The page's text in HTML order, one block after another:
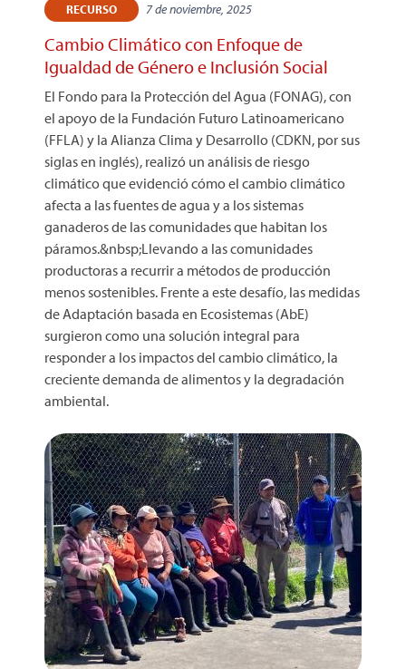
RECURSO 7 de noviembre, 2025
Cambio Climático con Enfoque de
Igualdad de Género e Inclusión Social
El Fondo para la Protección del Agua (FONAG), con
el apoyo de la Fundación Futuro Latinoamericano
(FFLA) y la Alianza Clima y Desarrollo (CDKN, por sus
siglas en inglés), realizó un análisis de riesgo
climático que evidenció cómo el cambio climático
afecta a las fuentes de agua y a los sistemas
ganaderos de las comunidades que habitan los
páramos.&nbsp;Llevando a las comunidades
productoras a recurrir a métodos de producción
menos sostenibles. Frente a este desafío, las medidas
de Adaptación basada en Ecosistemas (AbE)
surgieron como una solución integral para
responder a los impactos del cambio climático, la
creciente demanda de alimentos y la degradación
ambiental.